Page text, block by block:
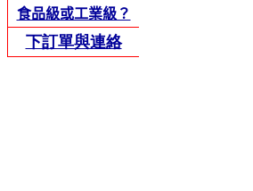
食品級或工業級？
下訂單與連絡